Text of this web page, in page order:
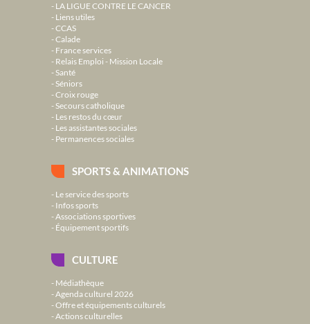
LA LIGUE CONTRE LE CANCER
Liens utiles
CCAS
Calade
France services
Relais Emploi - Mission Locale
Santé
Séniors
Croix rouge
Secours catholique
Les restos du cœur
Les assistantes sociales
Permanences sociales
SPORTS & ANIMATIONS
Le service des sports
Infos sports
Associations sportives
Équipement sportifs
CULTURE
Médiathèque
Agenda culturel 2026
Offre et équipements culturels
Actions culturelles